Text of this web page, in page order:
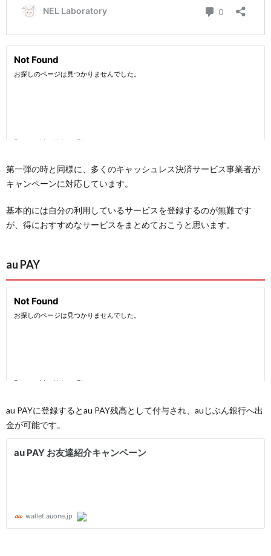
第一弾の時と同様に、多くのキャッシュレス決済サービス事業者が
キャンペーンに対応しています。
基本的には自分の利用しているサービスを登録するのが無難です
が、得におすすめなサービスをまとめておこうと思います。
au PAY
au PAYに登録するとau PAY残高として付与され、auじぶん銀行へ出
金が可能です。